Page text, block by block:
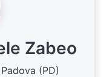
Zabeo
(PD)